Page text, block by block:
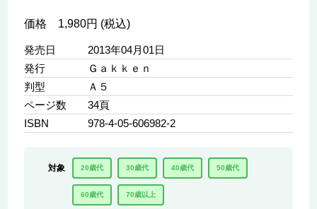
価格 1,980円 (税込)
発売日
2013年04月01日
発行
Ｇａｋｋｅｎ
判型
Ａ５
ページ数
34頁
ISBN
978-4-05-606982-2
対象 20歳代 30歳代 40歳代 50歳代
60歳代 70歳以上